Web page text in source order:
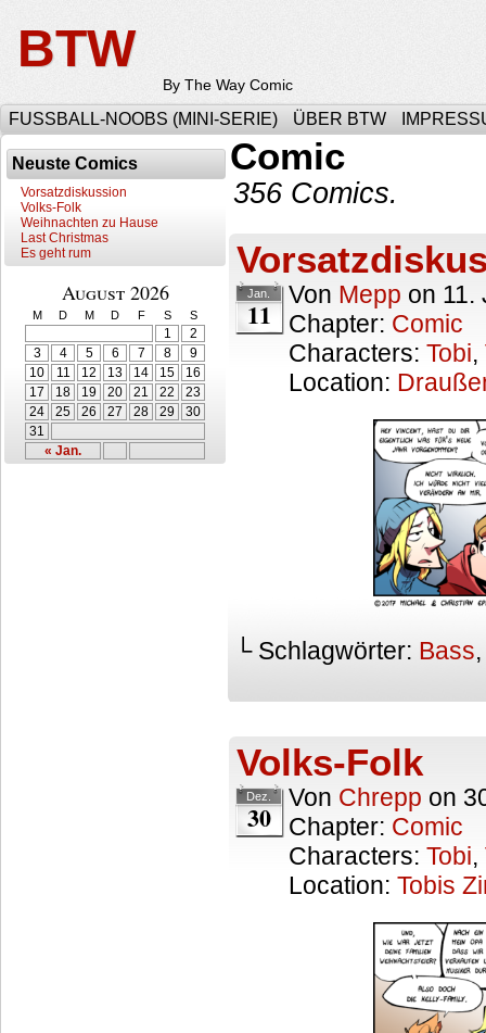
BTW
By The Way Comic
FUSSBALL-NOOBS (MINI-SERIE) ÜBER BTW
Neuste Comics
Vorsatzdiskussion
Volks-Folk
Weihnachten zu Hause
Last Christmas
Es geht rum
August 2026
M D M D F S S
« Jan.
1
2
3
4 5 6 7 8
9
10
11 12 13 14 15
16
17
18 19 20 21 22
23
24
25 26 27 28 29
30
31
Comic
356 Comics.
Jan.
11
Von Mepp on 11.
Chapter: Comic
Characters: Tobi,
Location:
└ Schlagwörter: Bass
Volks-Folk
Dez.
30
Von Chrepp on
Chapter: Comic
Characters: Tobi,
Location: Tobis